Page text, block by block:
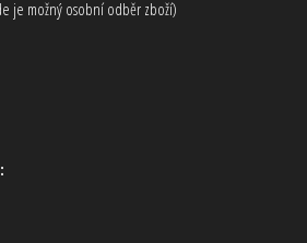
je možný osobní odběr zboží)